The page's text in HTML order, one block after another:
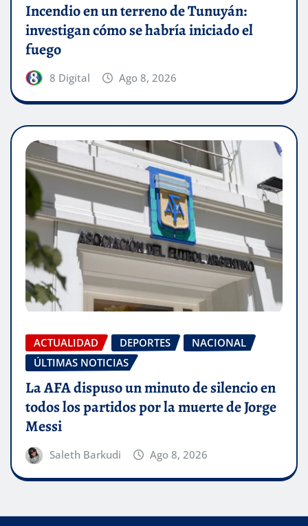
Incendio en un terreno de Tunuyán:
investigan cómo se habría iniciado el
fuego
8 Digital Ago 8, 2026
ACTUALIDAD DEPORTES
NACIONAL
ÚLTIMAS NOTICIAS
La AFA dispuso un minuto de silencio en
todos los partidos por la muerte de Jorge
Messi
Saleth Barkudi Ago 8, 2026